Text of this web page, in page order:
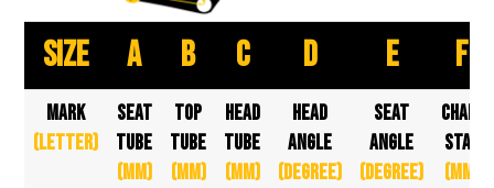
SIZE A B C D E F
MARK
(letter)
SEAT
TUBE
(mm)
TOP
TUBE
(mm)
HEAD
TUBE
(mm)
HEAD
ANGLE
(degree)
SEAT
ANGLE
(degree)
CHAIN
STAY
(mm)